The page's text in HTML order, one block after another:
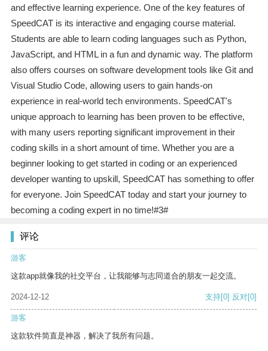
and effective learning experience. One of the key features of
SpeedCAT is its interactive and engaging course material.
Students are able to learn coding languages such as Python,
JavaScript, and HTML in a fun and dynamic way. The platform
also offers courses on software development tools like Git and
Visual Studio Code, allowing users to gain hands-on
experience in real-world tech environments. SpeedCAT's
unique approach to learning has been proven to be effective,
with many users reporting significant improvement in their
coding skills in a short amount of time. Whether you are a
beginner looking to get started in coding or an experienced
developer wanting to upskill, SpeedCAT has something to offer
for everyone. Join SpeedCAT today and start your journey to
becoming a coding expert in no time!#3#
评论
游客
这款app就像我的社交平台，让我能够与志同道合的朋友一起交流。
2024-12-12 支持[0] 反对[0]
游客
这款软件简直是神器，解决了我所有问题。